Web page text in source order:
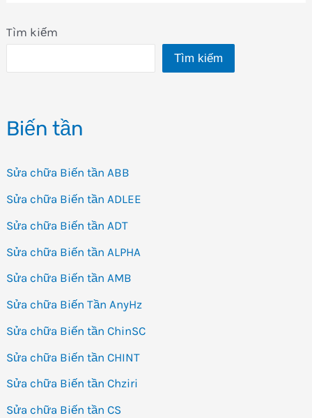
Tìm kiếm
Tìm kiếm
Biến tần
Sửa chữa Biến tần ABB
Sửa chữa Biến tần ADLEE
Sửa chữa Biến tần ADT
Sửa chữa Biến tần ALPHA
Sửa chữa Biến tần AMB
Sửa chữa Biến Tần AnyHz
Sửa chữa Biến tần ChinSC
Sửa chữa Biến tần CHINT
Sửa chữa Biến tần Chziri
Sửa chữa Biến tần CS
bán
J7